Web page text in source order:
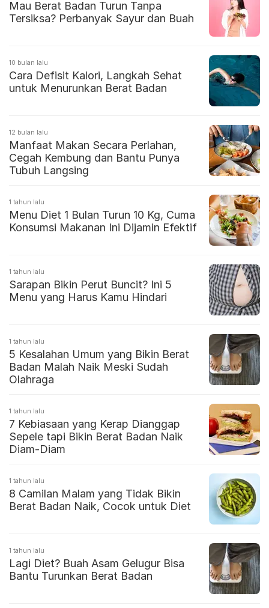
Mau Berat Badan Turun Tanpa
Tersiksa? Perbanyak Sayur dan Buah
10 bulan lalu
Cara Defisit Kalori, Langkah Sehat
untuk Menurunkan Berat Badan
12 bulan lalu
Manfaat Makan Secara Perlahan,
Cegah Kembung dan Bantu Punya
Tubuh Langsing
1 tahun lalu
Menu Diet 1 Bulan Turun 10 Kg, Cuma
Konsumsi Makanan Ini Dijamin Efektif
1 tahun lalu
Sarapan Bikin Perut Buncit? Ini 5
Menu yang Harus Kamu Hindari
1 tahun lalu
5 Kesalahan Umum yang Bikin Berat
Badan Malah Naik Meski Sudah
Olahraga
1 tahun lalu
7 Kebiasaan yang Kerap Dianggap
Sepele tapi Bikin Berat Badan Naik
Diam-Diam
1 tahun lalu
8 Camilan Malam yang Tidak Bikin
Berat Badan Naik, Cocok untuk Diet
1 tahun lalu
Lagi Diet? Buah Asam Gelugur Bisa
Bantu Turunkan Berat Badan